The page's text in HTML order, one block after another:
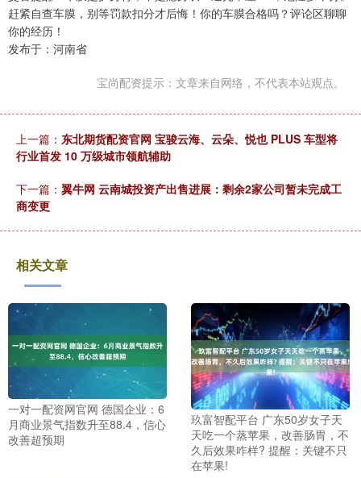
赶紧自查车膜，别等罚款扣分才后悔！你的车膜合格吗？评论区聊聊
你的经历！
发布于：河南省
宝尚配资提示：文章来自网络，不代表本站观点。
上一篇： 东北期货配资官网 宝骏云海、云朵、悦也 PLUS 车型将
行业首发 10 万级城市领航辅助
下一篇： 翼牛网 云南城投资产出售进展：剩余2家公司暂未完成工
商变更
相关文章
一对一配资网官网 德国企业：6
月商业景气指数升至88.4，信心
改善超预期
玖富智配平台 广东50岁女子天
天吃一个蒸苹果，改善肠胃，不
久后效果咋样? 提醒：关键不只
在苹果!